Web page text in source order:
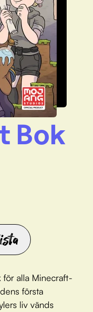
Bok
för alla Minecraft-
första
liv vänds